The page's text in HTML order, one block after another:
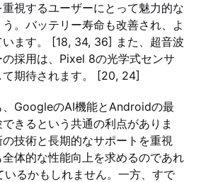
視するユーザーにとって魅力的な
。バッテリー寿命も改善され、よ
います。 [18, 34, 36] また、超音波
採用は、Pixel 8の光学式センサ
て期待されます。 [20, 24]
、GoogleのAI機能とAndroidの最
きるという共通の利点がありま
技術と長期的なサポートを重視
体的な性能向上を求めるのであれ
るかもしれません。一方、すで